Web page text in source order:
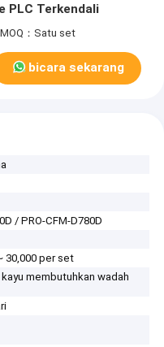
PLC Terkendali
MOQ：Satu set
bicara sekarang
/ PRO-CFM-D780D
30,000 per set
membutuhkan wadah